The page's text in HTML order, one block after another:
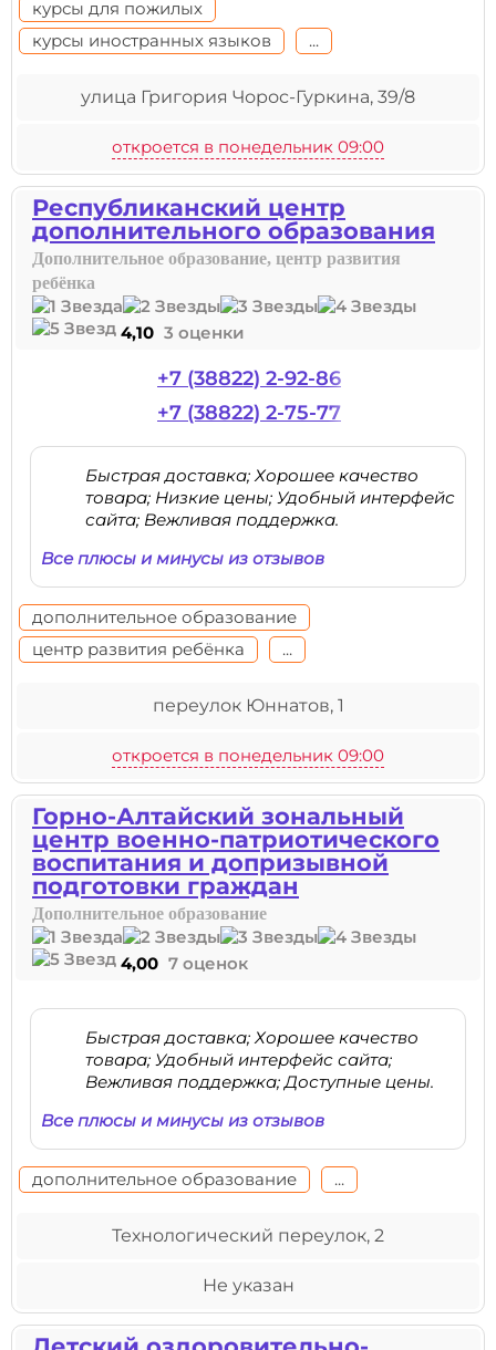
курсы для пожилых
курсы иностранных языков
...
улица Григория Чорос-Гуркина, 39/8
откроется в понедельник 09:00
Республиканский центр
дополнительного образования
Дополнительное образование, центр развития
ребёнка
4,10 3 оценки
+7 (38822) 2-92-86
+7 (38822) 2-75-77
Быстрая доставка; Хорошее качество
товара; Низкие цены; Удобный интерфейс
сайта; Вежливая поддержка.
Все плюсы и минусы из отзывов
дополнительное образование
центр развития ребёнка
...
переулок Юннатов, 1
откроется в понедельник 09:00
Горно-Алтайский зональный
центр военно-патриотического
воспитания и допризывной
подготовки граждан
Дополнительное образование
4,00 7 оценок
Быстрая доставка; Хорошее качество
товара; Удобный интерфейс сайта;
Вежливая поддержка; Доступные цены.
Все плюсы и минусы из отзывов
дополнительное образование ...
Технологический переулок, 2
Не указан